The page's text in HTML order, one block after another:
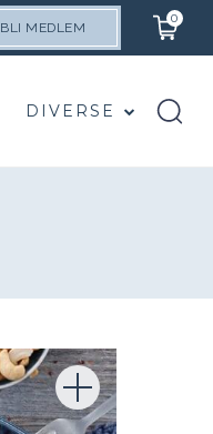
BLI MEDLEM
0
DIVERSE